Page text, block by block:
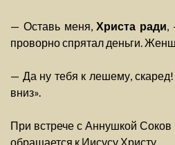
— Оставь меня,Христа ради,
проворно спрятал деньги.
— Да ну тебя к лешему,
вниз».
При встрече с Аннушкой Соков
обращается к Иисусу Христу.